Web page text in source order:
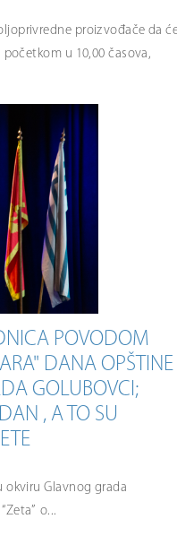
proizvođače da
u 10,00 časova,
POVODOM
DANA OPŠTINE
GOLUBOVCI;
, A TO SU
okviru Glavnog grada
o...